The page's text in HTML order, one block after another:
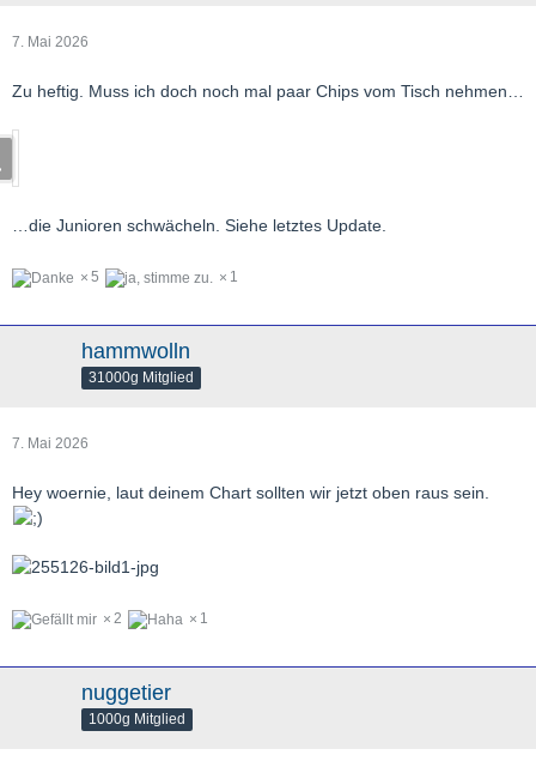
7. Mai 2026
Zu heftig. Muss ich doch noch mal paar Chips vom Tisch nehmen…
…die Junioren schwächeln. Siehe letztes Update.
5 1
hammwolln
31000g Mitglied
7. Mai 2026
Hey woernie, laut deinem Chart sollten wir jetzt oben raus sein.
2 1
nuggetier
1000g Mitglied